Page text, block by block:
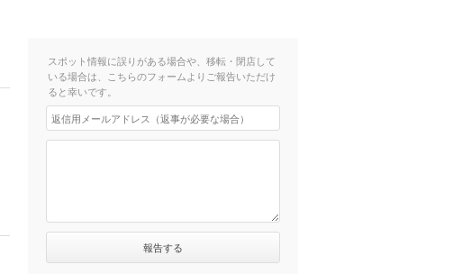
スポット情報に誤りがある場合や、移転・閉店して
いる場合は、こちらのフォームよりご報告いただけ
ると幸いです。